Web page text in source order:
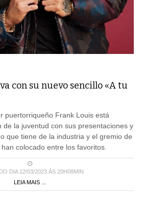
con su nuevo sencillo «A tu
puertorriqueño Frank Louis está
de la juventud con sus presentaciones y
que tiene de la industria y el gremio de
colocado entre los favoritos.
DIA 12/03/2023 ÀS 20H08MIN
LEIA MAIS ...